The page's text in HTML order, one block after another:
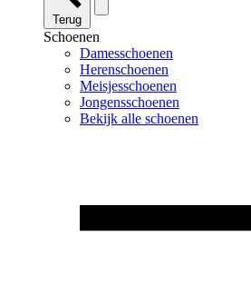
Terug
Schoenen
Damesschoenen
Herenschoenen
Meisjesschoenen
Jongensschoenen
Bekijk alle schoenen